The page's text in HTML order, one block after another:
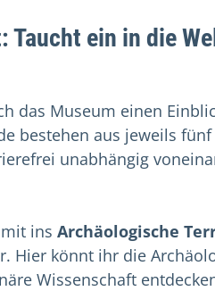
ein in die
das Museum einen
bestehen aus jeweils fünf
unabhängig
ins Archäologische
Hier könnt ihr die
Wissenschaft